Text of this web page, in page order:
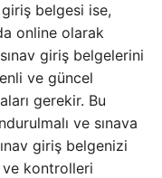
belgesi ise,
online olarak
giriş belgelerini
ve güncel
gerekir. Bu
ve sınava
giriş belgenizi
ve kontrolleri